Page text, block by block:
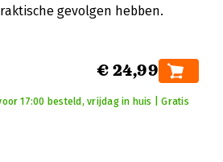
gevolgen hebben.
€ 24,99
17:00 besteld, vrijdag in huis | Gratis